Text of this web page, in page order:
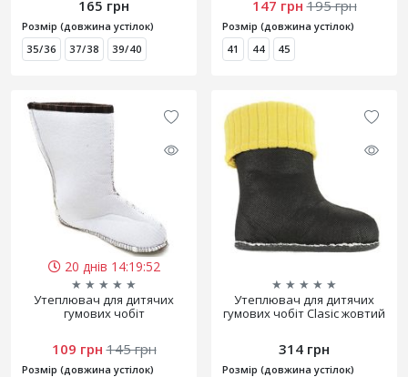
165 грн
Розмір (довжина устілок)
35/36
37/38 39/40
147 грн 195 грн
Розмір (довжина устілок)
41
44 45
20 днів 14:19:52
★ ★ ★ ★ ★
Утеплювач для дитячих
гумових чобіт
109 грн 145 грн
Розмір (довжина устілок)
★ ★ ★ ★ ★
Утеплювач для дитячих
гумових чобіт Clasic жовтий
314 грн
Розмір (довжина устілок)